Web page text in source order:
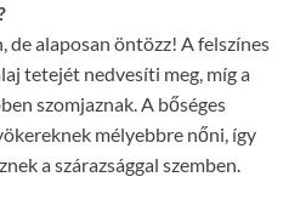
de alaposan öntözz! A felszínes
tetejét nedvesíti meg, míg a
szomjaznak. A bőséges
mélyebbre nőni, így
a szárazsággal szemben.